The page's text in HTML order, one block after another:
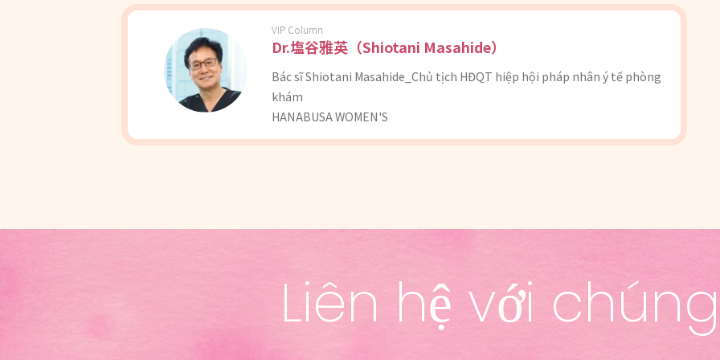
VIP Column
Dr.塩谷雅英（Shiotani Masahide）
Bác sĩ Shiotani Masahide_Chủ tịch HĐQT hiệp hội pháp nhân ý tế phòng
khám
HANABUSA WOMEN'S
Liên hệ với